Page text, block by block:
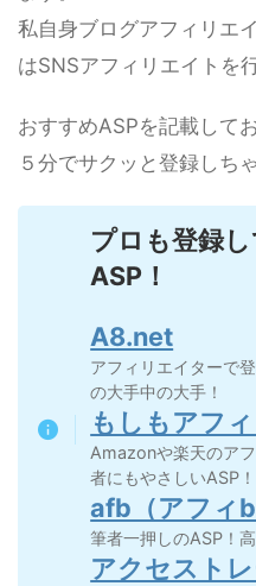
私自身ブログアフィリエ
はSNSアフィリエイトを
おすすめASPを記載して
５分でサクッと登録しち
プロも登録
ASP！
A8.net
アフィリエイターで
の大手中の大手！
もしもアフ
Amazonや楽天のア
者にもやさしいASP！
afb（アフィb
筆者一押しのASP！
アクセスト